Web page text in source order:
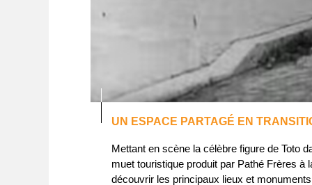
UN ESPACE PARTAGÉ EN
Mettant en scène la célèbre figure de Toto
muet touristique produit par Pathé Frères à
découvrir les principaux lieux et